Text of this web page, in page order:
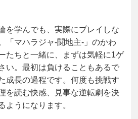
を学んでも、実際にプレイしな
「マハラジャ-闘地主-」のかわ
たちと一緒に、まずは気軽に1ゲ
い。最初は負けることもあるで
成長の過程です。何度も挑戦す
を読む快感、見事な逆転劇を決
ようになります。